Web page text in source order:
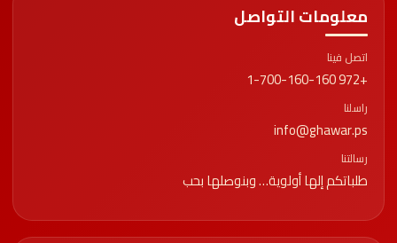
معلومات التواصل
اتصل فينا
+972 1-700-160-160
راسلنا
info@ghawar.ps
رسالتنا
طلباتكم إلها أولوية… وبنوصلها بحب